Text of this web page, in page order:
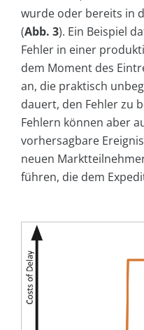
wurde oder bereits in
(Abb. 3). Ein Beispiel
Fehler in einer
dem Moment des
an, die praktisch
dauert, den Fehler zu
Fehlern können aber
vorhersagbare
neuen
führen, die dem